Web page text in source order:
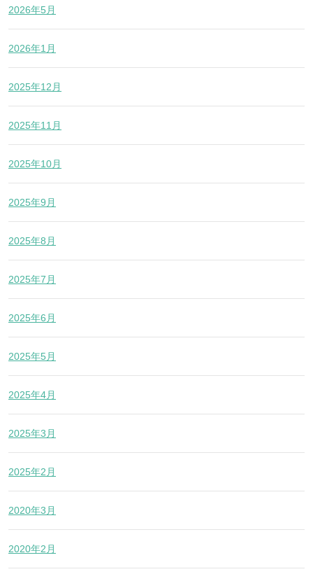
2026年5月
2026年1月
2025年12月
2025年11月
2025年10月
2025年9月
2025年8月
2025年7月
2025年6月
2025年5月
2025年4月
2025年3月
2025年2月
2020年3月
2020年2月